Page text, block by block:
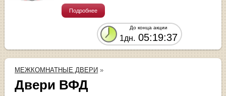
Подробнее
До конца акции
1дн. 05:19:37
МЕЖКОМНАТНЫЕ ДВЕРИ »
Двери ВФД